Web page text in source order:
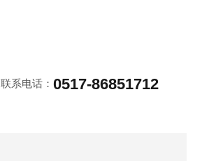
联系电话：0517-86851712